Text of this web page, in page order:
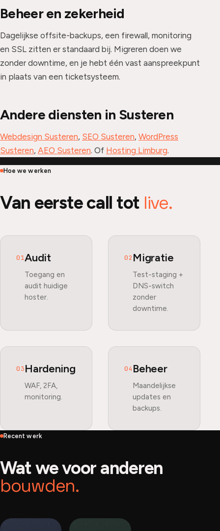
Beheer en zekerheid
Dagelijkse offsite-backups, een firewall, monitoring
en SSL zitten er standaard bij. Migreren doen we
zonder downtime, en je hebt één vast aanspreekpunt
in plaats van een ticketsysteem.
Andere diensten in Susteren
Webdesign Susteren, SEO Susteren, WordPress
Susteren, AEO Susteren. Of Hosting Limburg.
Hoe we werken
Van eerste call tot live.
01Audit
Toegang en
audit huidige
hoster.
02 Migratie
Test-staging +
DNS-switch
zonder
downtime.
03Hardening
WAF, 2FA,
monitoring.
04 Beheer
Maandelijkse
updates en
backups.
Recent werk
Wat we voor anderen
bouwden.